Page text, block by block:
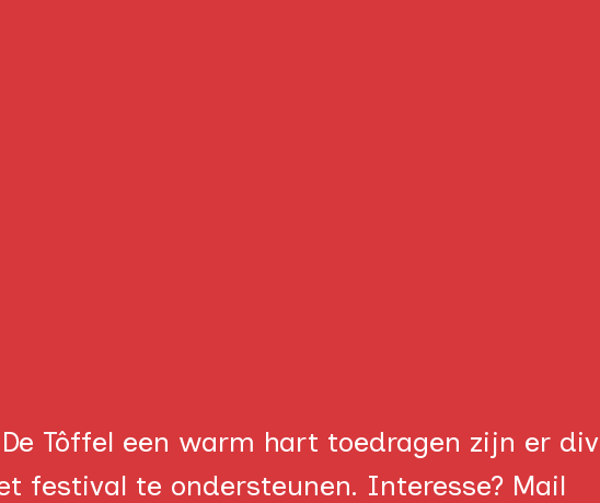
Tôffel een warm hart toedragen zijn er
festival te ondersteunen. Interesse? Mail